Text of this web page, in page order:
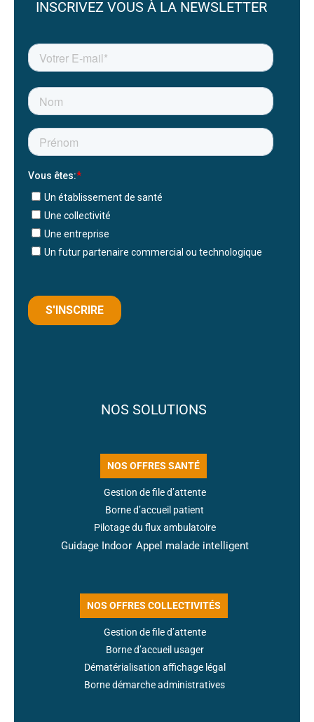
INSCRIVEZ VOUS À LA NEWSLETTER
NOS SOLUTIONS
NOS OFFRES SANTÉ
Gestion de file d’attente
Borne d’accueil patient
Pilotage du flux ambulatoire
Guidage Indoor Appel malade intelligent
NOS OFFRES COLLECTIVITÉS
Gestion de file d’attente
Borne d’accueil usager
Dématérialisation affichage légal
Borne démarche administratives